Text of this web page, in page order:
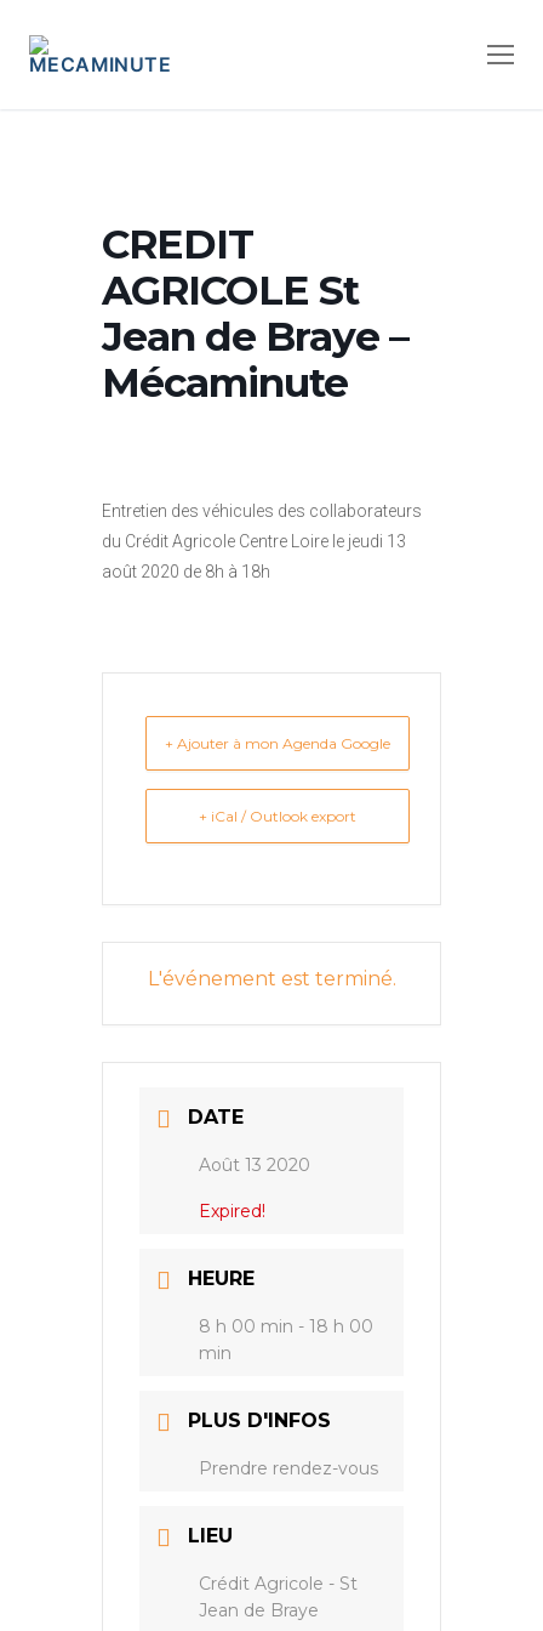
CREDIT
AGRICOLE St
Jean de Braye –
Mécaminute
Entretien des véhicules des collaborateurs
du Crédit Agricole Centre Loire le jeudi 13
août 2020 de 8h à 18h
+ Ajouter à mon Agenda Google
+ iCal / Outlook export
L'événement est terminé.
DATE
Août 13 2020
Expired!
HEURE
8 h 00 min - 18 h 00
min
PLUS D'INFOS
Prendre rendez-vous
LIEU
Crédit Agricole - St
Jean de Braye